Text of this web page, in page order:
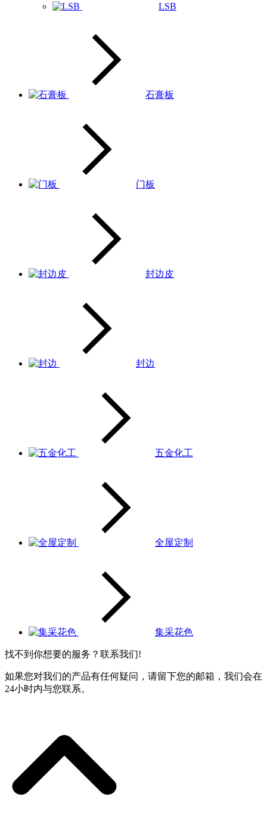
LSB
石膏板
门板
封边皮
封边
五金化工
全屋定制
集采花色
找不到你想要的服务？联系我们!
如果您对我们的产品有任何疑问，请留下您的邮箱，我们会在
24小时内与您联系。